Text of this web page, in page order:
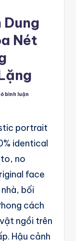
Dung
Nét
bình luận
portrait
identical
no
face
bối
cách
ngồi trên
Hậu cảnh